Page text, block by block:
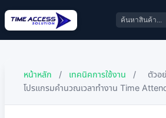
หน้าหลัก / เทคนิคการใช้งาน /
ตัวอ
โปรแกรมคำนวณเวลาทำงาน Time